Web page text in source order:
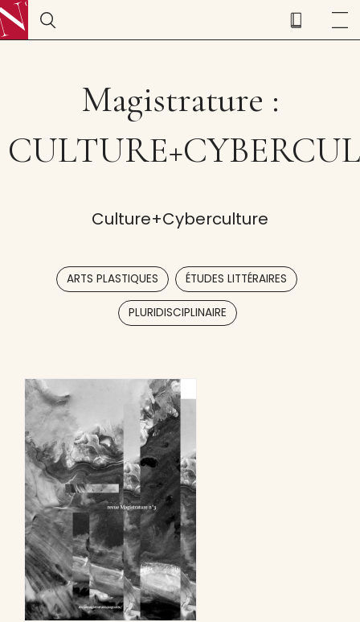
Magistrature :
Culture+Cyberculture
ARTS PLASTIQUES ÉTUDES LITTÉRAIRES
PLURIDISCIPLINAIRE